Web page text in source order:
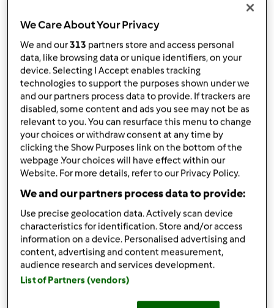
daocchidimandorla
modificata: 21-06-2018
Aggiungi alle mie raccolte
condividi la ricetta
Crea variante
Ingredienti
Pesto di finocchietto selvatico
50grammifinocchietto selvatico
35grammiparmigiano o pecorino
30grammidi mandorle pelate
We Care About Your Privacy
We and our313 partners store and access personal
data, like browsing data or unique identifiers, on your
device. Selecting I Accept enables tracking
technologies to support the purposes shown under we
and our partners process data to provide. If trackers are
disabled, some content and ads you see may not be as
relevant to you. You can resurface this menu to change
your choices or withdraw consent at any time by
clicking the Show Purposes link on the bottom of the
webpage .Your choices will have effect within our
Website. For more details, refer to our Privacy Policy.
We and our partners process data to provide:
Use precise geolocation data. Actively scan device
characteristics for identification. Store and/or access
information on a device. Personalised advertising and
content, advertising and content measurement,
audience research and services development.
List of Partners (vendors)